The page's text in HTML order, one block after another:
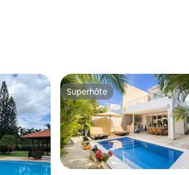
Superhôte
Superhôte